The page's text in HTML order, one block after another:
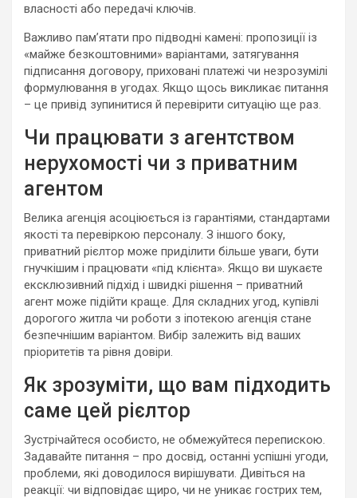
власності або передачі ключів.
Важливо пам’ятати про підводні камені: пропозиції із
«майже безкоштовними» варіантами, затягування
підписання договору, приховані платежі чи незрозумілі
формулювання в угодах. Якщо щось викликає питання
– це привід зупинитися й перевірити ситуацію ще раз.
Чи працювати з агентством
нерухомості чи з приватним
агентом
Велика агенція асоціюється із гарантіями, стандартами
якості та перевіркою персоналу. З іншого боку,
приватний рієлтор може приділити більше уваги, бути
гнучкішим і працювати «під клієнта». Якщо ви шукаєте
ексклюзивний підхід і швидкі рішення – приватний
агент може підійти краще. Для складних угод, купівлі
дорогого житла чи роботи з іпотекою агенція стане
безпечнішим варіантом. Вибір залежить від ваших
пріоритетів та рівня довіри.
Як зрозуміти, що вам підходить
саме цей рієлтор
Зустрічайтеся особисто, не обмежуйтеся перепискою.
Задавайте питання – про досвід, останні успішні угоди,
проблеми, які доводилося вирішувати. Дивіться на
реакції: чи відповідає щиро, чи не уникає гострих тем,